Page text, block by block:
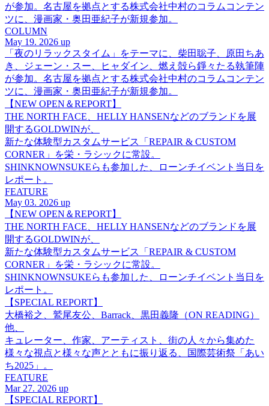
が参加。名古屋を拠点とする株式会社中村のコラムコンテン
ツに、漫画家・奥田亜紀子が新規参加。
COLUMN
May 19. 2026 up
「夜のリラックスタイム」をテーマに、柴田聡子、原田ちあ
き、ジェーン・スー、ヒャダイン、燃え殻ら錚々たる執筆陣
が参加。名古屋を拠点とする株式会社中村のコラムコンテン
ツに、漫画家・奥田亜紀子が新規参加。
【NEW OPEN＆REPORT】
THE NORTH FACE、HELLY HANSENなどのブランドを展
開するGOLDWINが、
新たな体験型カスタムサービス「REPAIR & CUSTOM
CORNER」を栄・ラシックに常設。
SHINKNOWNSUKEらも参加した、ローンチイベント当日を
レポート。
FEATURE
May 03. 2026 up
【NEW OPEN＆REPORT】
THE NORTH FACE、HELLY HANSENなどのブランドを展
開するGOLDWINが、
新たな体験型カスタムサービス「REPAIR & CUSTOM
CORNER」を栄・ラシックに常設。
SHINKNOWNSUKEらも参加した、ローンチイベント当日を
レポート。
【SPECIAL REPORT】
大橋裕之、鷲尾友公、Barrack、黒田義隆（ON READING）
他、
キュレーター、作家、アーティスト、街の人々から集めた
様々な視点と様々な声とともに振り返る、国際芸術祭「あい
ち2025」。
FEATURE
Mar 27. 2026 up
【SPECIAL REPORT】